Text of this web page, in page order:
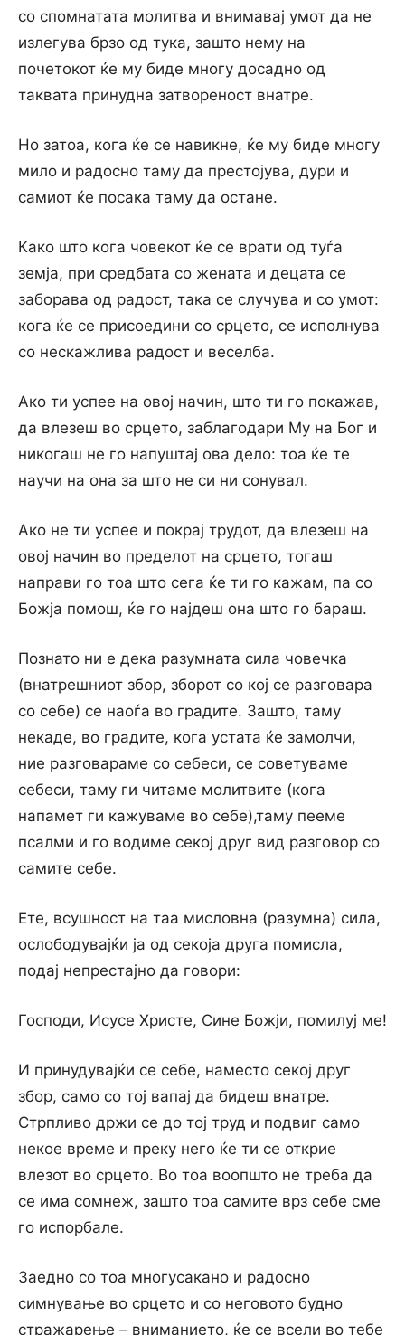
со спомнатата молитва и внимавај умот да не
излегува брзо од тука, зашто нему на
почетокот ќе му биде многу досадно од
таквата принудна затвореност внатре.
Но затоа, кога ќе се навикне, ќе му биде многу
мило и радосно таму да престојува, дури и
самиот ќе посака таму да остане.
Како што кога човекот ќе се врати од туѓа
земја, при средбата со жената и децата се
заборава од радост, така се случува и со умот:
кога ќе се присоедини со срцето, се исполнува
со нескажлива радост и веселба.
Ако ти успее на овој начин, што ти го покажав,
да влезеш во срцето, заблагодари Му на Бог и
никогаш не го напуштај ова дело: тоа ќе те
научи на она за што не си ни сонувал.
Ако не ти успее и покрај трудот, да влезеш на
овој начин во пределот на срцето, тогаш
направи го тоа што сега ќе ти го кажам, па со
Божја помош, ќе го најдеш она што го бараш.
Познато ни е дека разумната сила човечка
(внатрешниот збор, зборот со кој се разговара
со себе) се наоѓа во градите. Зашто, таму
некаде, во градите, кога устата ќе замолчи,
ние разговараме со себеси, се советуваме
себеси, таму ги читаме молитвите (кога
напамет ги кажуваме во себе),таму пееме
псалми и го водиме секој друг вид разговор со
самите себе.
Ете, всушност на таа мисловна (разумна) сила,
ослободувајќи ја од секоја друга помисла,
подај непрестајно да говори:
Господи, Исусе Христе, Сине Божји, помилуј ме!
И принудувајќи се себе, наместо секој друг
збор, само со тој вапај да бидеш внатре.
Стрпливо држи се до тој труд и подвиг само
некое време и преку него ќе ти се открие
влезот во срцето. Во тоа воопшто не треба да
се има сомнеж, зашто тоа самите врз себе сме
го испорбале.
Заедно со тоа многусакано и радосно
симнување во срцето и со неговото будно
стражарење – вниманието, ќе се всели во тебе